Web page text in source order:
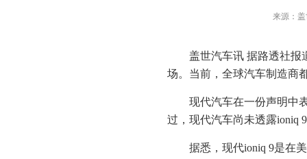
来源：
盖世汽车讯 据路透社报
场。当前，全球汽车制造商
现代汽车在一份声明中
过，现代汽车尚未透露ioniq
据悉，现代ioniq 9是在